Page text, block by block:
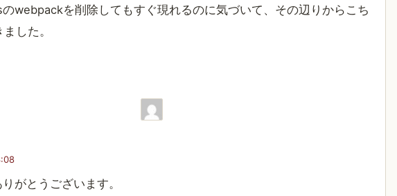
webpackを削除してもすぐ現れるのに気づいて、その辺りからこち
した。
がとうございます。